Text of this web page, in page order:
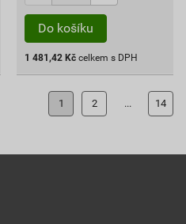
Do košíku
1 481,42 Kč celkem s DPH
1 2 ... 14